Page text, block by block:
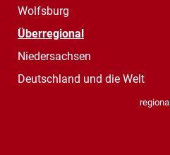
Wolfsburg
Überregional
Niedersachsen
Deutschland und die Welt